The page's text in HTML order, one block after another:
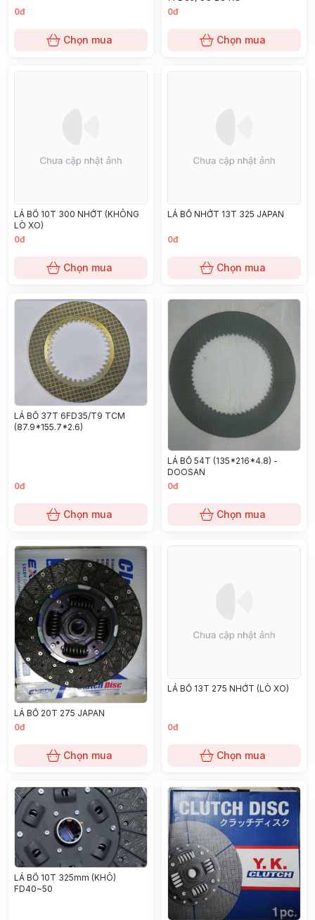
0đ
Chọn mua
0đ
Chọn mua
LÁ BỐ 10T 300 NHỚT (KHÔNG
LÒ XO)
0đ
Chọn mua
LÁ BỐ NHỚT 13T 325 JAPAN
0đ
Chọn mua
LÁ BỐ 37T 6FD35/T9 TCM
(87.9*155.7*2.6)
0đ
Chọn mua
LÁ BỐ 54T (135*216*4.8) -
DOOSAN
0đ
Chọn mua
LÁ BỐ 20T 275 JAPAN
0đ
Chọn mua
LÁ BỐ 13T 275 NHỚT (LÒ XO)
0đ
Chọn mua
LÁ BỐ 10T 325mm (KHÔ)
FD40~50